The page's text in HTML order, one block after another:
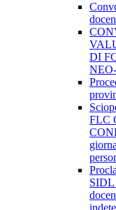
DI
FLC
SIDL